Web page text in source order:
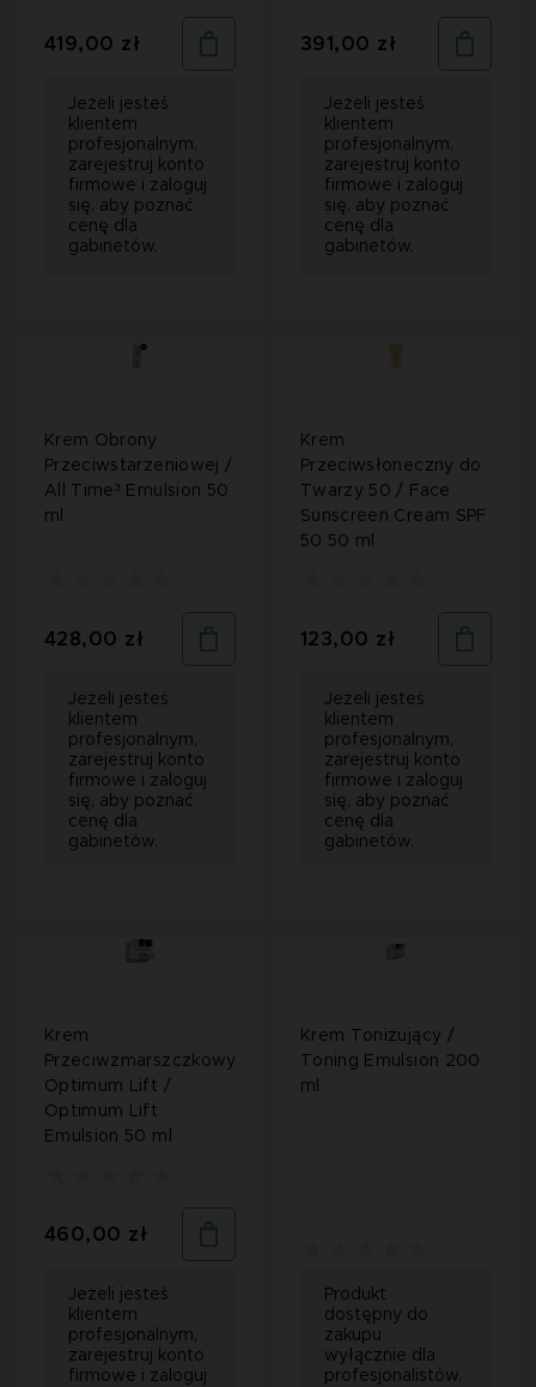
419,00 zł
Jeżeli jesteś
klientem
profesjonalnym,
zarejestruj konto
firmowe i zaloguj
się, aby poznać
cenę dla
gabinetów.
391,00 zł
Jeżeli jesteś
klientem
profesjonalnym,
zarejestruj konto
firmowe i zaloguj
się, aby poznać
cenę dla
gabinetów.
Krem Obrony
Przeciwstarzeniowej /
All Time³ Emulsion 50
ml
428,00 zł
Jeżeli jesteś
klientem
profesjonalnym,
zarejestruj konto
firmowe i zaloguj
się, aby poznać
cenę dla
gabinetów.
Krem
Przeciwsłoneczny do
Twarzy 50 / Face
Sunscreen Cream SPF
50 50 ml
123,00 zł
Jeżeli jesteś
klientem
profesjonalnym,
zarejestruj konto
firmowe i zaloguj
się, aby poznać
cenę dla
gabinetów.
Krem
Przeciwzmarszczkowy
Optimum Lift /
Optimum Lift
Emulsion 50 ml
460,00 zł
Jeżeli jesteś
klientem
profesjonalnym,
zarejestruj konto
firmowe i zaloguj
Krem Tonizujący /
Toning Emulsion 200
ml
Produkt
dostępny do
zakupu
wyłącznie dla
profesjonalistów.